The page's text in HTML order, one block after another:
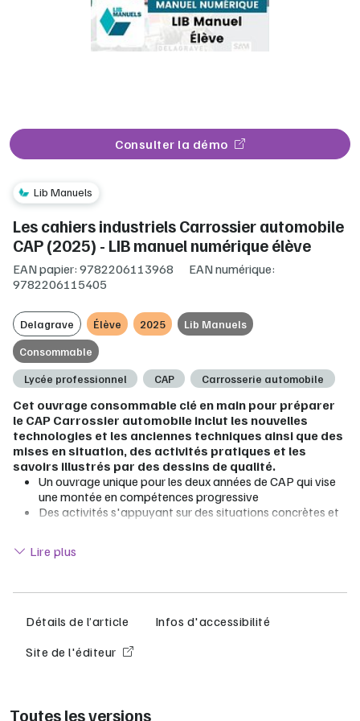
Consulter la démo
Lib Manuels
Les cahiers industriels Carrossier automobile
CAP (2025) - LIB manuel numérique élève
EAN papier: 9782206113968
EAN numérique:
9782206115405
Delagrave Élève 2025
Lib Manuels
Consommable
Lycée professionnel
CAP Carrosserie automobile
Cet ouvrage consommable clé en main pour préparer
le CAP Carrossier automobile inclut les nouvelles
technologies et les anciennes techniques ainsi que des
mises en situation, des activités pratiques et les
savoirs illustrés par des dessins de qualité.
Un ouvrage unique pour les deux années de CAP qui vise
une montée en compétences progressive
Des activités s'appuyant sur des situations concrètes et
accompagné d'un QCM interactif pour retenir autrement
documents, exercices interactifs
Pour vous prescripteur numérique : Offert ! Le manuel
numérique enseignant sous réserve d’une commande de
Lire plus
Détails de l’article
Infos d'accessibilité
Site de l'éditeur
Toutes les versions